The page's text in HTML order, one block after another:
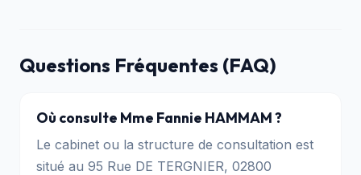
Questions Fréquentes (FAQ)
Où consulte Mme Fannie HAMMAM ?
Le cabinet ou la structure de consultation est
situé au 95 Rue DE TERGNIER, 02800